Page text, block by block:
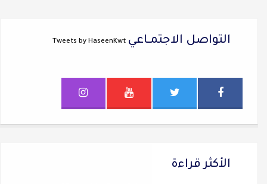
التواصل الاجتمــاعي Tweets by HaseenKwt
الأكثر قراءة